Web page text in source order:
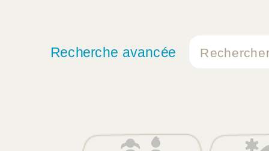
Recherche avancée